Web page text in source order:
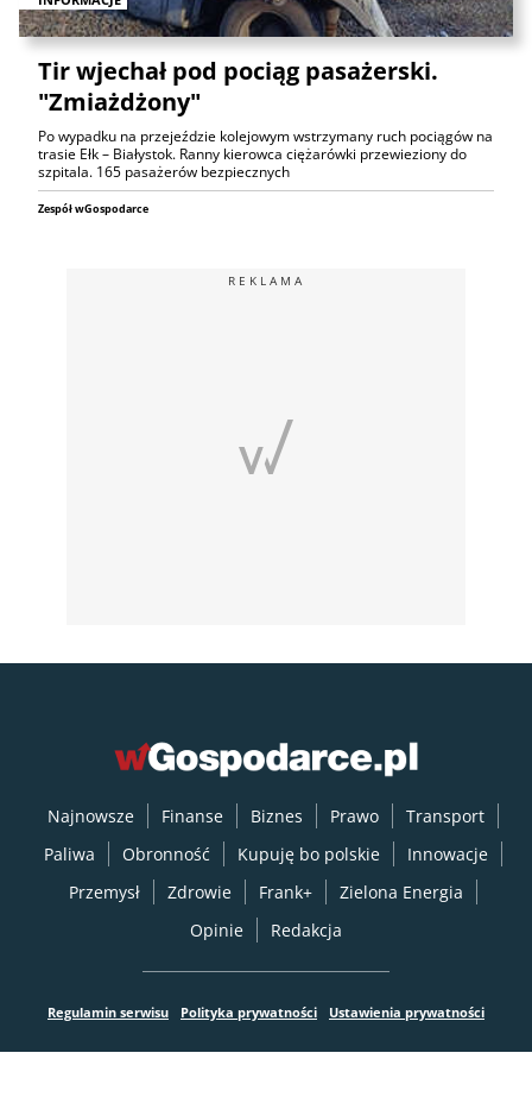
Tir wjechał pod pociąg pasażerski.
"Zmiażdżony"
Po wypadku na przejeździe kolejowym wstrzymany ruch pociągów na
trasie Ełk – Białystok. Ranny kierowca ciężarówki przewieziony do
szpitala. 165 pasażerów bezpiecznych
Zespół wGospodarce
REKLAMA
Najnowsze Finanse Biznes Prawo
Transport
Paliwa
Obronność Kupuję bo polskie
Innowacje
Przemysł
Zdrowie Frank+
Zielona Energia
Opinie
Redakcja
Regulamin serwisu Polityka prywatności Ustawienia prywatności